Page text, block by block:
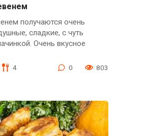
получаются очень
сладкие, с чуть
Очень вкусное
4 0 803